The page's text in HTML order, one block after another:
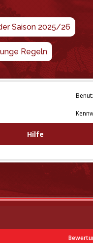
Saison 2025/26
Regeln
Hilfe